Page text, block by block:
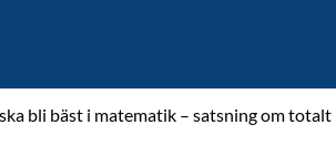
bli bäst i matematik – satsning om